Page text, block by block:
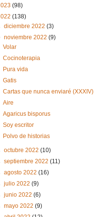
(98)
(138)
diciembre 2022(3)
noviembre 2022(9)
Volar
Cocinoterapia
Pura vida
Gatis
Cartas que nunca enviaré (XXXIV)
Aire
Agaricus bisporus
Soy escritor
Polvo de historias
octubre 2022(10)
septiembre 2022(11)
agosto 2022(16)
julio 2022(9)
junio 2022(6)
mayo 2022(9)